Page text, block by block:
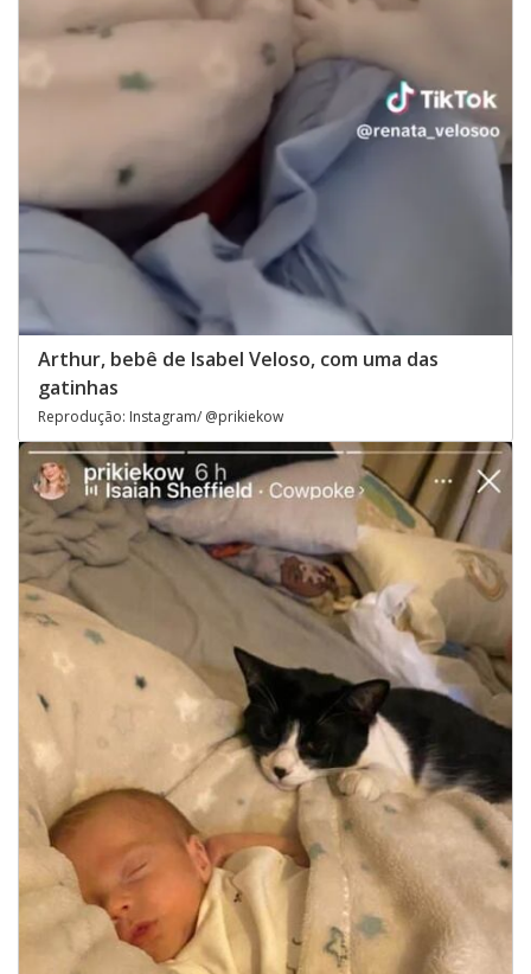
Arthur, bebê de Isabel Veloso, com uma das
gatinhas
Reprodução: Instagram/ @prikiekow